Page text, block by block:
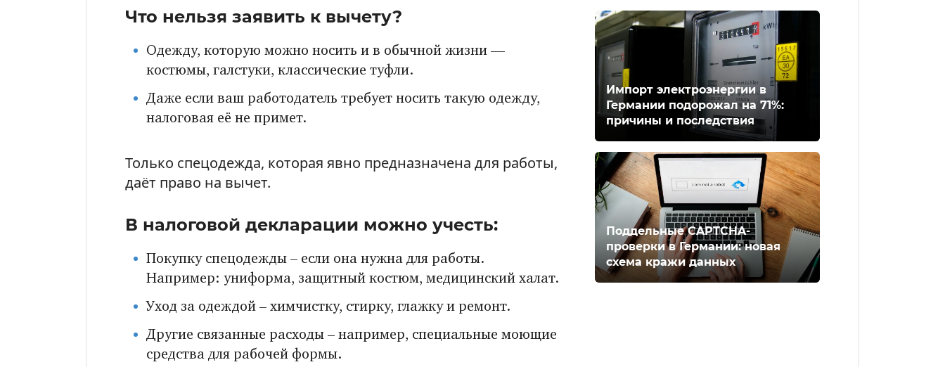
Что нельзя заявить к вычету?
Одежду, которую можно носить и в обычной жизни —
костюмы, галстуки, классические туфли.
Даже если ваш работодатель требует носить такую одежду,
налоговая её не примет.
Только спецодежда, которая явно предназначена для работы,
даёт право на вычет.
В налоговой декларации можно учесть:
Покупку спецодежды – если она нужна для работы.
Например: униформа, защитный костюм, медицинский халат.
Уход за одеждой – химчистку, стирку, глажку и ремонт.
Другие связанные расходы – например, специальные моющие
средства для рабочей формы.
Импорт электроэнергии в
Германии подорожал на 71%:
причины и последствия
Поддельные CAPTCHA-
проверки в Германии: новая
схема кражи данных